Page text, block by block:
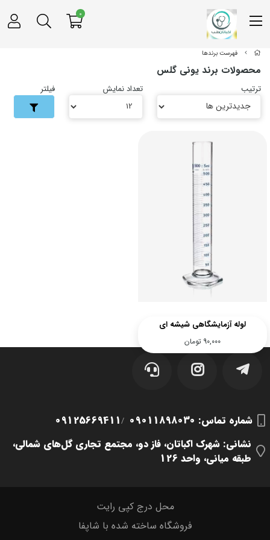
فهرست برندها
محصولات برند یونی گلس
ترتیب تعداد نمایش فیلتر
لوله آزمایشگاهی شیشه ای
90,000 تومان
شماره تماس‌: 09011898030 /
09125669411
نشانی: شهرک اکباتان، فاز دو، مجتمع تجاری گل‌های شمالی،
طبقه میانی، واحد 126
محل درج کپی رایت
فروشگاه ساخته شده با شاپفا
0